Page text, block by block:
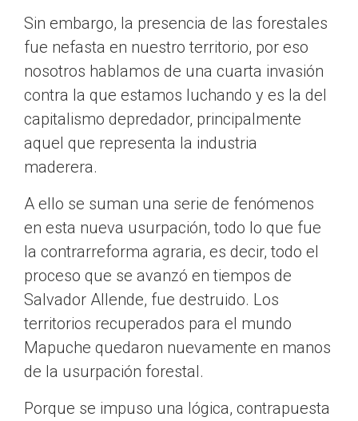
Sin embargo, la presencia de las forestales
fue nefasta en nuestro territorio, por eso
nosotros hablamos de una cuarta invasión
contra la que estamos luchando y es la del
capitalismo depredador, principalmente
aquel que representa la industria
maderera.
A ello se suman una serie de fenómenos
en esta nueva usurpación, todo lo que fue
la contrarreforma agraria, es decir, todo el
proceso que se avanzó en tiempos de
Salvador Allende, fue destruido. Los
territorios recuperados para el mundo
Mapuche quedaron nuevamente en manos
de la usurpación forestal.
Porque se impuso una lógica, contrapuesta